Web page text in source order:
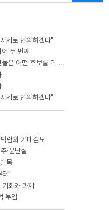
세로 협의하겠다"
두 번째
[여론조사④][한걸음더]광주전남 지역민들은 어떤 후보를 더 선호할까.. 변수는?
세로 협의하겠다"
람회 기대감도
·윤난실
목
터"
회와 과제'
투입